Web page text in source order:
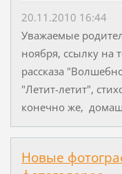
20.11.2010 16:44
Уважаемые
ноября, ссылку на
рассказа
"Летит-летит",
конечно же,
Новые